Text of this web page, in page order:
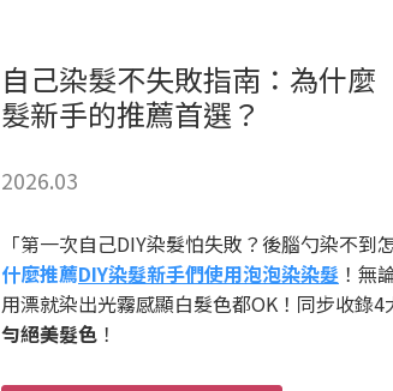
自己染髮不失敗指南：為什麼
髮新手的推薦首選？
2026.03
「第一次自己DIY染髮怕失敗？後腦勺染不到
什麼推薦DIY染髮新手們使用泡泡染染髮 ！無
用漂就染出光霧感顯白髮色都OK！同步收錄4
勻絕美髮色 ！